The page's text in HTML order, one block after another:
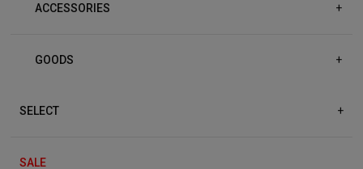
ACCESSORIES +
GOODS +
SELECT +
SALE